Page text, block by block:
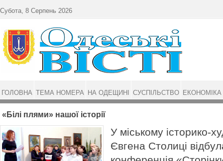
«Білі плями» нашої історії
У міському історико-
Євгена Столиці
Субота, 8 Серпень 2026
ГОЛОВНА ТЕМА НОМЕРА НА ОДЕЩИНІ СУСПІЛЬСТВО ЕКОНОМІКА